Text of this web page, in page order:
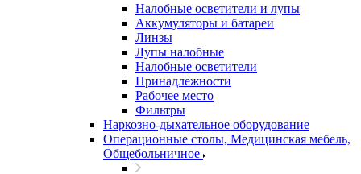
Налобные осветители и лупы
Аккумуляторы и батареи
Линзы
Лупы налобные
Налобные осветители
Принадлежности
Рабочее место
Фильтры
Наркозно-дыхательное оборудование
Операционные столы, Медицинская мебель,
Общебольничное